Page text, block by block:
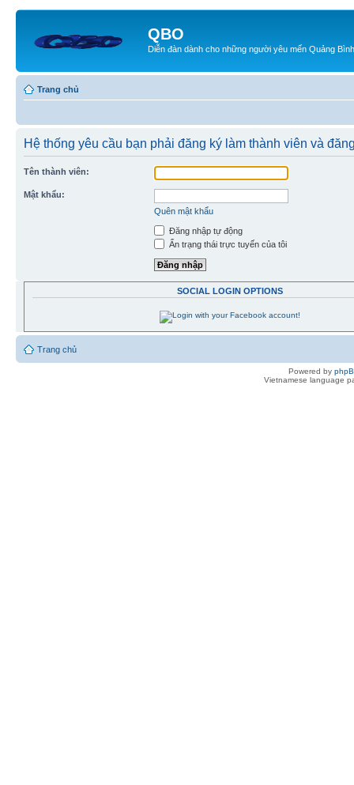
QBO
Diễn đàn dành cho những người yêu mến Quảng Bình
Trang chủ
Hệ thống yêu cầu bạn phải đăng ký làm thành viên và
Tên thành viên:
Mật khẩu:
Quên mật khẩu
Đăng nhập tự động
Ẩn trạng thái trực tuyến của tôi
SOCIAL LOGIN OPTIONS
Trang chủ
Powered by
Vietnamese language